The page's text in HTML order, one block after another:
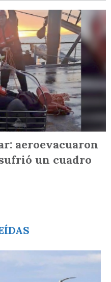
aeroevacuaron
un cuadro